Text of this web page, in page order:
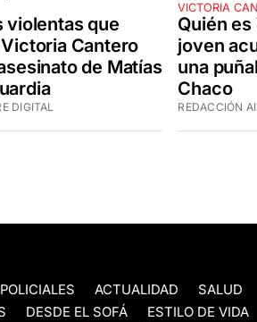
violentas que
Cantero
de Matías
DIGITAL
VICTORIA
Quién
joven
una
Chaco
REDACCIÓN
POLICIALES ACTUALIDAD SALUD
DESDE EL SOFÁ ESTILO DE VIDA